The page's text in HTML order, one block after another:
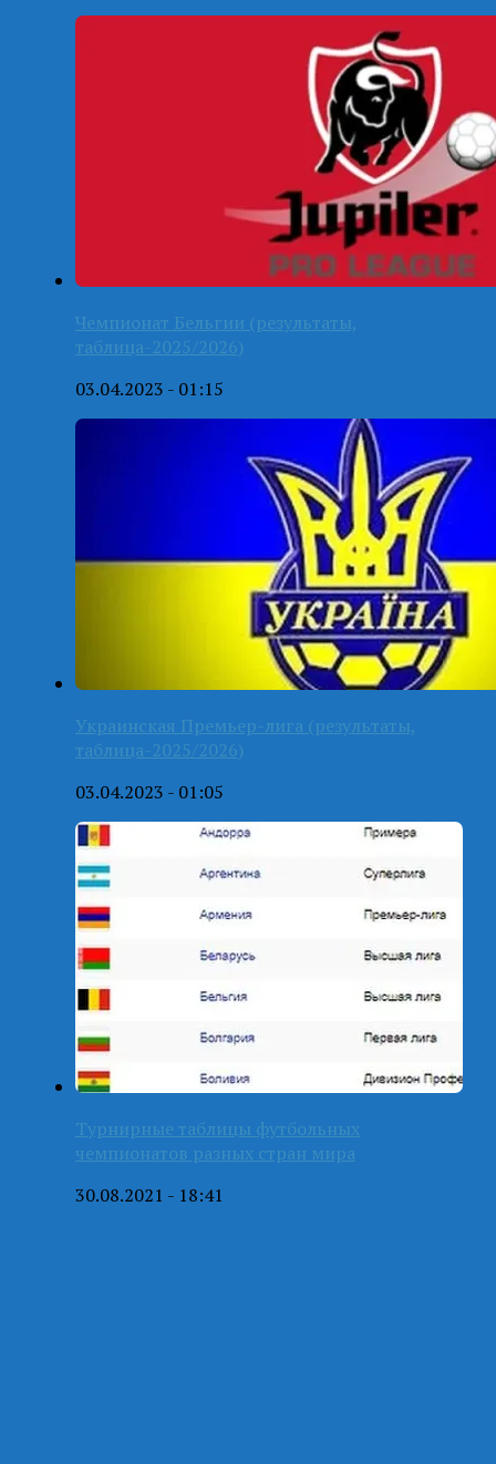
Чемпионат Бельгии (результаты,
таблица-2025/2026)
03.04.2023 - 01:15
Украинская Премьер-лига (результаты,
таблица-2025/2026)
03.04.2023 - 01:05
Турнирные таблицы футбольных
чемпионатов разных стран мира
30.08.2021 - 18:41